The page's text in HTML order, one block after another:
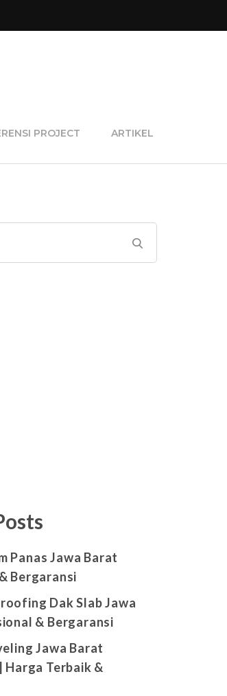
PROJECT ARTIKEL
Panas Jawa Barat
Bergaransi
Dak Slab Jawa
& Bergaransi
Jawa Barat
Terbaik &